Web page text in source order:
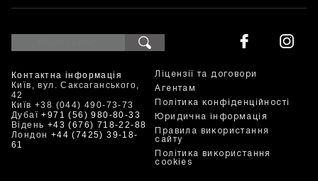
Контактна інформація
Київ, вул. Саксаганського,
42
Київ +38 (044) 490-73-73
Дубаї+971 (56) 980-80-33
Відень +43 (676) 718-22-88
Лондон +44 (7425) 39-18-
61
Ліцензії та договори
Агентам
Політика конфіденційності
Юридична інформація
Правила використання
сайту
Політика використання
cookies